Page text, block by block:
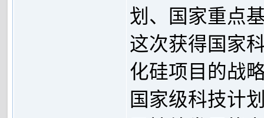
划、国家重点
这次获得国家
化硅项目的战
国家级科技计